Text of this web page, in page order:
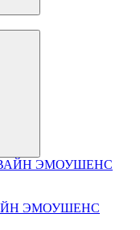
ВАЙН ЭМОУШЕНС